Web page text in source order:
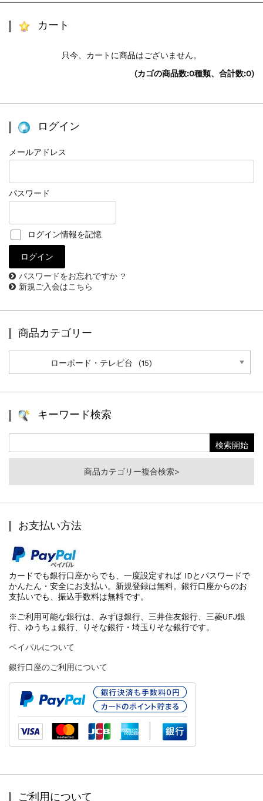
カート
只今、カートに商品はございません。
(カゴの商品数:0種類、合計数:0)
ログイン
メールアドレス
パスワード
ログイン情報を記憶
パスワードをお忘れですか ?
新規ご入会はこちら
商品カテゴリー
カ
キーワード検索
商品カテゴリー複合検索>
お支払い方法
カードでも銀行口座からでも、一度設定すれば IDとパスワードで
かんたん・安全にお支払い。新規登録は無料。銀行口座からのお
支払いでも、振込手数料は無料です。
※ご利用可能な銀行は、みずほ銀行、三井住友銀行、三菱UFJ銀
行、ゆうちょ銀行、りそな銀行・埼玉りそな銀行です。
ペイパルについて
銀行口座のご利用について